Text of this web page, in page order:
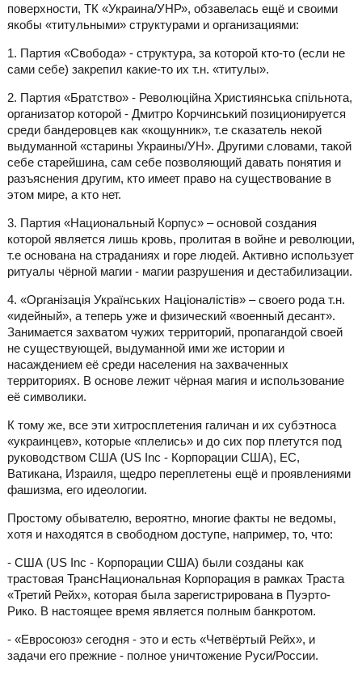
поверхности, ТК «Украина/УНР», обзавелась ещё и своими
якобы «титульными» структурами и организациями:
1. Партия «Свобода» - структура, за которой кто-то (если не
сами себе) закрепил какие-то их т.н. «титулы».
2. Партия «Братство» - Революційна Християнська спільнота,
организатор которой - Дмитро Корчинський позиционируется
среди бандеровцев как «кощунник», т.е сказатель некой
выдуманной «старины Украины/УН». Другими словами, такой
себе старейшина, сам себе позволяющий давать понятия и
разъяснения другим, кто имеет право на существование в
этом мире, а кто нет.
3. Партия «Национальный Корпус» – основой создания
которой является лишь кровь, пролитая в войне и революции,
т.е основана на страданиях и горе людей. Активно использует
ритуалы чёрной магии - магии разрушения и дестабилизации.
4. «Організація Українських Націоналістів» – своего рода т.н.
«идейный», а теперь уже и физический «военный десант».
Занимается захватом чужих территорий, пропагандой своей
не существующей, выдуманной ими же истории и
насаждением её среди населения на захваченных
территориях. В основе лежит чёрная магия и использование
её символики.
К тому же, все эти хитросплетения галичан и их субэтноса
«украинцев», которые «плелись» и до сих пор плетутся под
руководством США (US Inc - Корпорации США), ЕС,
Ватикана, Израиля, щедро переплетены ещё и проявлениями
фашизма, его идеологии.
Простому обывателю, вероятно, многие факты не ведомы,
хотя и находятся в свободном доступе, например, то, что:
- США (US Inc - Корпорации США) были созданы как
трастовая ТрансНациональная Корпорация в рамках Траста
«Третий Рейх», которая была зарегистрирована в Пуэрто-
Рико. В настоящее время является полным банкротом.
- «Евросоюз» сегодня - это и есть «Четвёртый Рейх», и
задачи его прежние - полное уничтожение Руси/России.